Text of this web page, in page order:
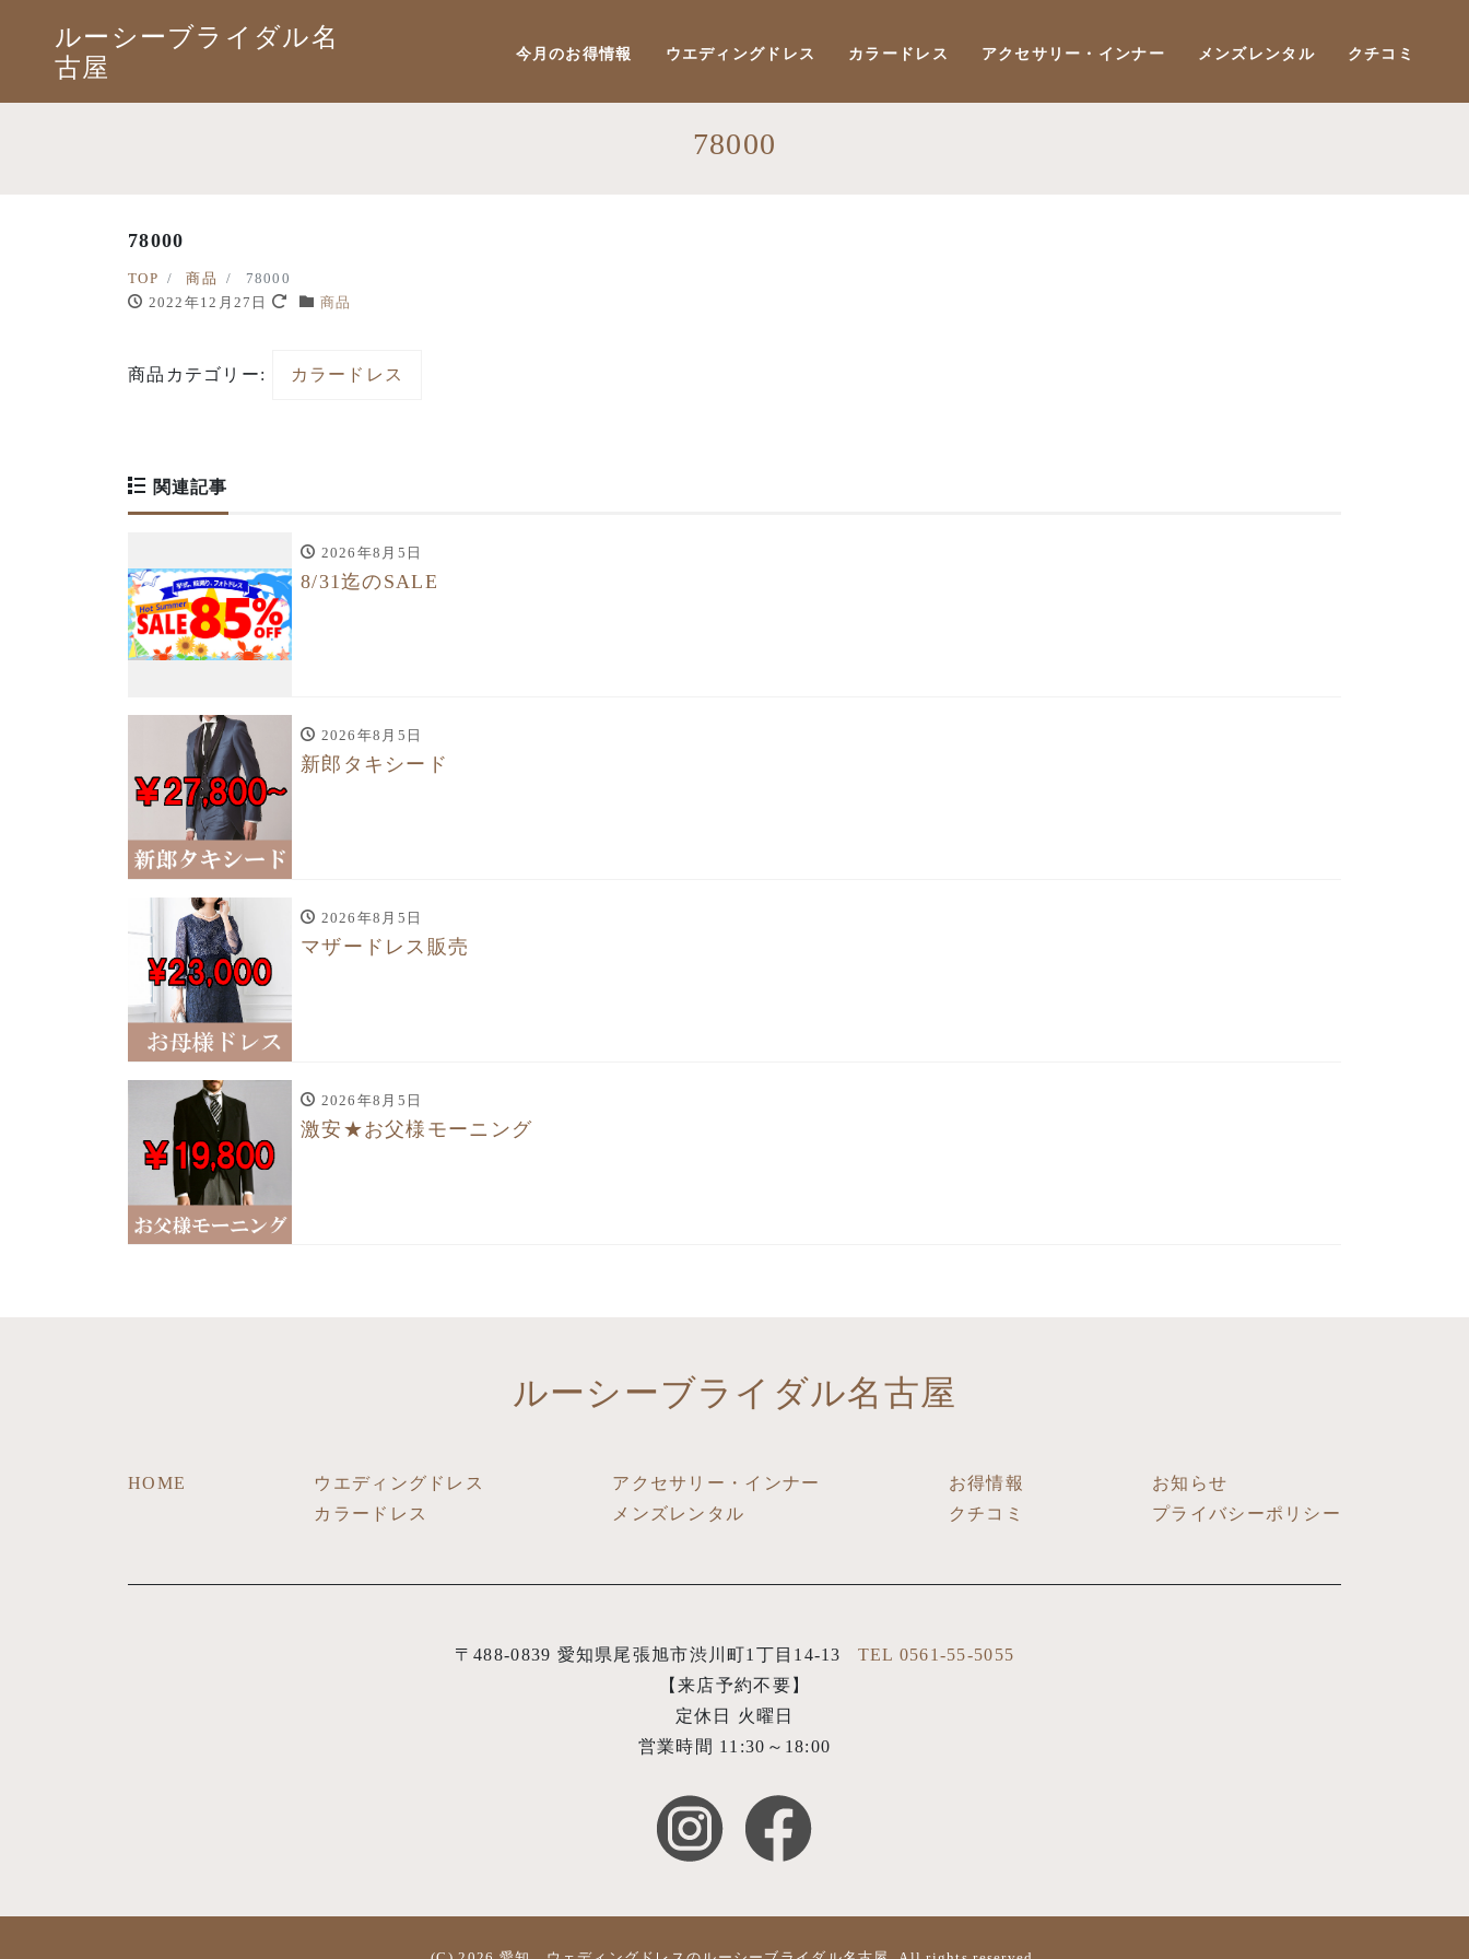
ルーシーブライダル名
古屋
今月のお得情報 ウエディングドレス カラードレス アクセサリー・インナー メンズレンタル クチコミ
78000
78000
TOP 商品
78000
2022年12月27日
商品
商品カテゴリー: カラードレス
関連記事
2026年8月5日
8/31迄のSALE
2026年8月5日
新郎タキシード
2026年8月5日
マザードレス販売
2026年8月5日
激安★お父様モーニング
ルーシーブライダル名古屋
HOME
ウエディングドレス
カラードレス
アクセサリー・インナー
メンズレンタル
お得情報
クチコミ
お知らせ
プライバシーポリシー
〒488-0839 愛知県尾張旭市渋川町1丁目14-13
TEL 0561-55-5055
【来店予約不要】
定休日 火曜日
営業時間 11:30～18:00